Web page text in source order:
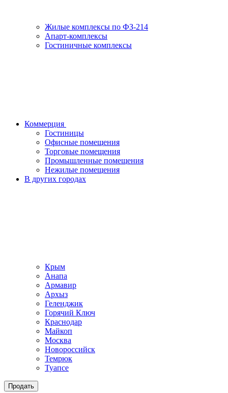
Жилые комплексы по ФЗ-214
Апарт-комплексы
Гостиничные комплексы
Коммерция
Гостиницы
Офисные помещения
Торговые помещения
Промышленные помещения
Нежилые помещения
В других городах
Крым
Анапа
Армавир
Архыз
Геленджик
Горячий Ключ
Краснодар
Майкоп
Москва
Новороссийск
Темрюк
Туапсе
Продать